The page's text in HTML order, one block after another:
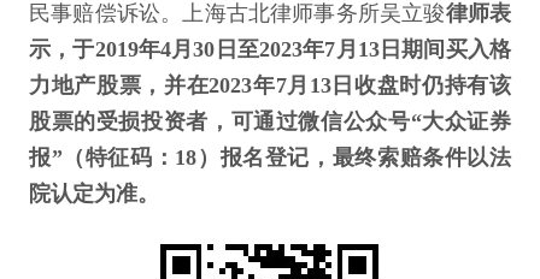
民事赔偿诉讼。上海古北律师事务所吴立骏律师表
示，于2019年4月30日至2023年7月13日期间买入格
力地产股票，并在2023年7月13日收盘时仍持有该
股票的受损投资者，可通过微信公众号“大众证券
报”（特征码：18）报名登记，最终索赔条件以法
院认定为准。